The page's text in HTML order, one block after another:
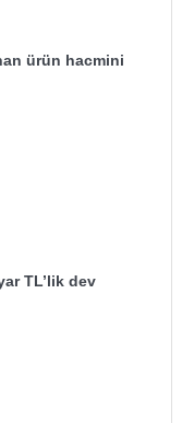
ürün hacmini
TL’lik dev